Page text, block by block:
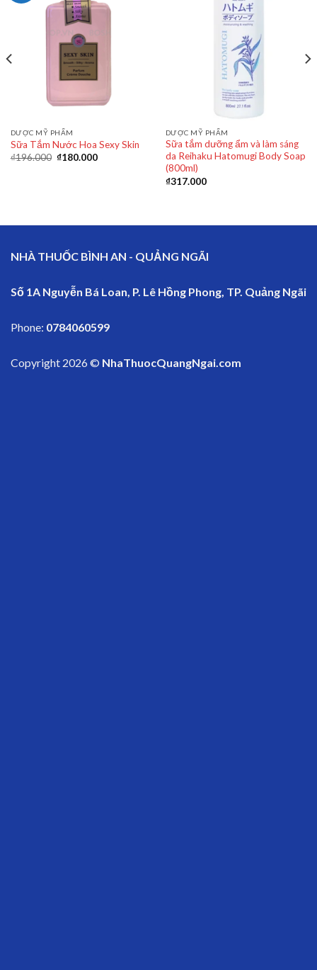
DƯỢC MỸ PHẨM
Sữa Tắm Nước Hoa Sexy Skin
₫196.000 ₫180.000
DƯỢC MỸ PHẨM
Sữa tắm dưỡng ẩm và làm sáng
da Reihaku Hatomugi Body Soap
(800ml)
₫317.000
NHÀ THUỐC BÌNH AN - QUẢNG NGÃI
Số 1A Nguyễn Bá Loan, P. Lê Hồng Phong, TP. Quảng Ngãi
Phone: 0784060599
Copyright 2026 © NhaThuocQuangNgai.com